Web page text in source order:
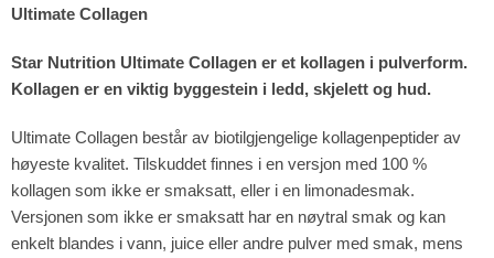
Ultimate Collagen
Star Nutrition Ultimate Collagen er et kollagen i pulverform.
Kollagen er en viktig byggestein i ledd, skjelett og hud.
Ultimate Collagen består av biotilgjengelige kollagenpeptider av
høyeste kvalitet. Tilskuddet finnes i en versjon med 100 %
kollagen som ikke er smaksatt, eller i en limonadesmak.
Versjonen som ikke er smaksatt har en nøytral smak og kan
enkelt blandes i vann, juice eller andre pulver med smak, mens